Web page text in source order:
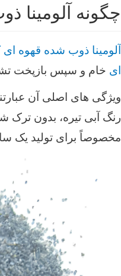
چگونه آلومینا
آلومینا ذوب شده قهوه
ای خام و سپس بازپخت
ویژگی های اصلی آن
رنگ آبی تیره، بدون ترک
مخصوصاً برای تولید یک